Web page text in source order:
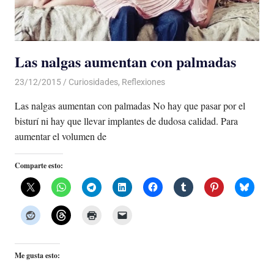
Las nalgas aumentan con palmadas
23/12/2015 Luis Castellanos
Curiosidades, Reflexiones
Las nalgas aumentan con palmadas No hay que pasar por el
bisturí ni hay que llevar implantes de dudosa calidad. Para
aumentar el volumen de
Comparte esto:
Me gusta esto: